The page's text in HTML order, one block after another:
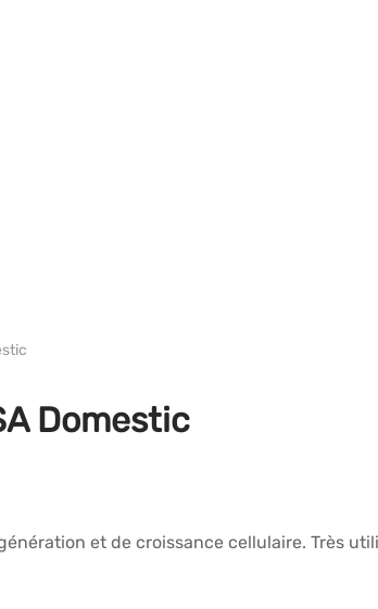
Domestic
et de croissance cellulaire. Très